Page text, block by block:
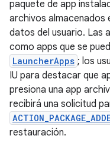
paquete de app
archivos almacenados
datos del usuario. Las
como apps que se
LauncherApps ; los
IU para destacar que
presiona una app
recibirá una solicitud
restauración.